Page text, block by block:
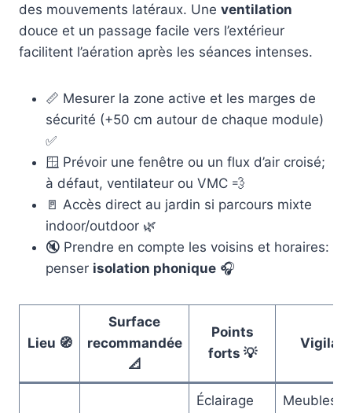
des mouvements latéraux. Une ventilation
douce et un passage facile vers l’extérieur
facilitent l’aération après les séances intenses.
📏 Mesurer la zone active et les marges de
sécurité (+50 cm autour de chaque module)
✅
🪟 Prévoir une fenêtre ou un flux d’air croisé;
à défaut, ventilateur ou VMC 💨
🚪 Accès direct au jardin si parcours mixte
indoor/outdoor 🌿
🔇 Prendre en compte les voisins et horaires:
penser isolation phonique 🎧
Lieu 🧭
Surface
recommandée
📐
Points
forts 💡
Éclairage
Meubles à